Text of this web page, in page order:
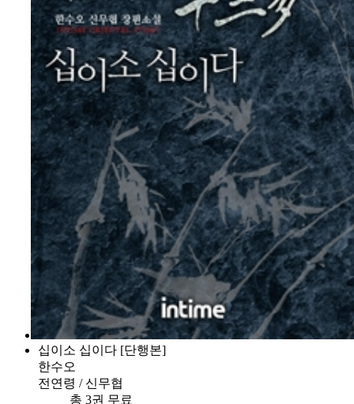
십이소 십이다 [단행본]
한수오
전연령 / 신무협
총 3권 무료